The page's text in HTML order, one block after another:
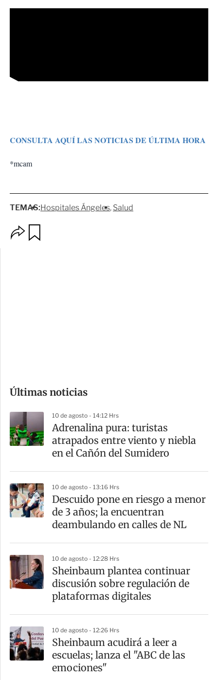
CONSULTA AQUÍ LAS NOTICIAS DE ÚLTIMA HORA
*mcam
TEMAS:Hospitales Ángeles Salud
p
m
a
r
t
Últimas noticias
10 de agosto - 14:12 Hrs
Adrenalina pura: turistas
atrapados entre viento y niebla
en el Cañón del Sumidero
10 de agosto - 13:16 Hrs
Descuido pone en riesgo a menor
de 3 años; la encuentran
deambulando en calles de NL
10 de agosto - 12:28 Hrs
Sheinbaum plantea continuar
discusión sobre regulación de
plataformas digitales
10 de agosto - 12:26 Hrs
Sheinbaum acudirá a leer a
escuelas; lanza el "ABC de las
emociones"